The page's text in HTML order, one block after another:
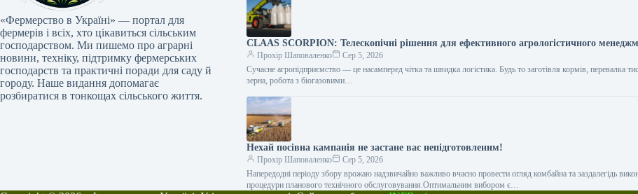
«Фермерство в Україні» — портал для
фермерів і всіх, хто цікавиться сільським
господарством. Ми пишемо про аграрні
новини, техніку, підтримку фермерських
господарств та практичні поради для саду й
городу. Наше видання допомагає
розбиратися в тонкощах сільського життя.
CLAAS SCORPION: Телескопічні рішення для ефективного агрологістичного
Прохір Шаповаленко
Сер 5, 2026
Сучасне агропідприємство — це насамперед чітка та швидка логістика. Будь то заготівля кормів, перевалка
зерна, робота з біогазовими…
Нехай посівна кампанія не застане вас непідготовленим!
Прохір Шаповаленко
Сер 5, 2026
Напередодні періоду збору врожаю надзвичайно важливо вчасно провести огляд комбайна та заздалегідь
процедури планового технічного обслуговування.Оптимальним вибором є…